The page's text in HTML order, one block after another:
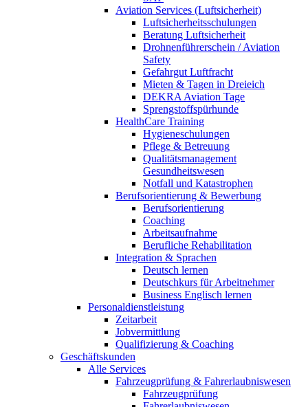
Aviation Services (Luftsicherheit)
Luftsicherheitsschulungen
Beratung Luftsicherheit
Drohnenführerschein / Aviation
Safety
Gefahrgut Luftfracht
Mieten & Tagen in Dreieich
DEKRA Aviation Tage
Sprengstoffspürhunde
HealthCare Training
Hygieneschulungen
Pflege & Betreuung
Qualitätsmanagement
Gesundheitswesen
Notfall und Katastrophen
Berufsorientierung & Bewerbung
Berufsorientierung
Coaching
Arbeitsaufnahme
Berufliche Rehabilitation
Integration & Sprachen
Deutsch lernen
Deutschkurs für Arbeitnehmer
Business Englisch lernen
Personaldienstleistung
Zeitarbeit
Jobvermittlung
Qualifizierung & Coaching
Geschäftskunden
Alle Services
Fahrzeugprüfung & Fahrerlaubniswesen
Fahrzeugprüfung